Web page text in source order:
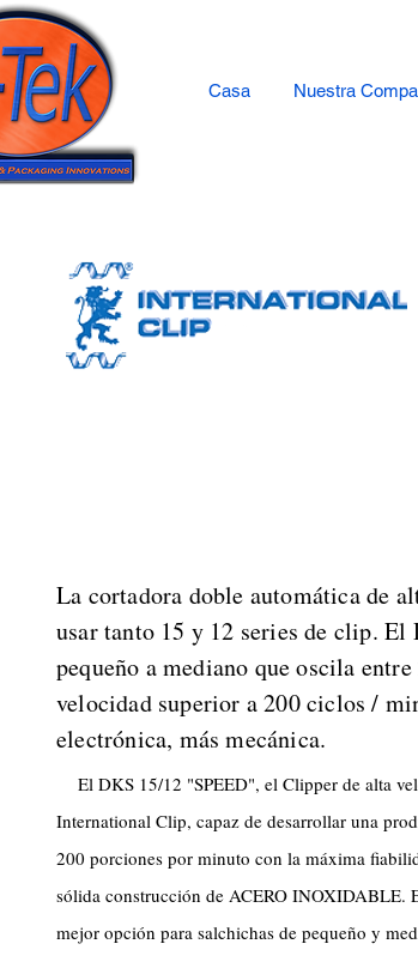
Casa Nuestra
La cortadora doble automática de
usar tanto 15 y 12 series de clip.
pequeño a mediano que oscila
velocidad superior a 200 ciclos /
electrónica, más mecánica.
El DKS 15/12 "SPEED", el Clipper de alta
International Clip, capaz de desarrollar una
200 porciones por minuto con la máxima
sólida construcción de ACERO INOXIDABLE.
mejor opción para salchichas de pequeño y